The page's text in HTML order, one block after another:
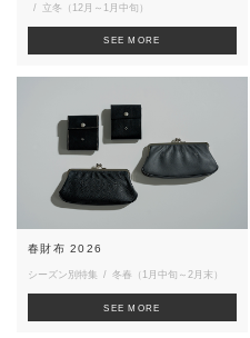
立冬（12月～1月中旬）
SEE MORE
春財布 2026
シーズン別特集 冬春（1月中旬～2月末）
SEE MORE